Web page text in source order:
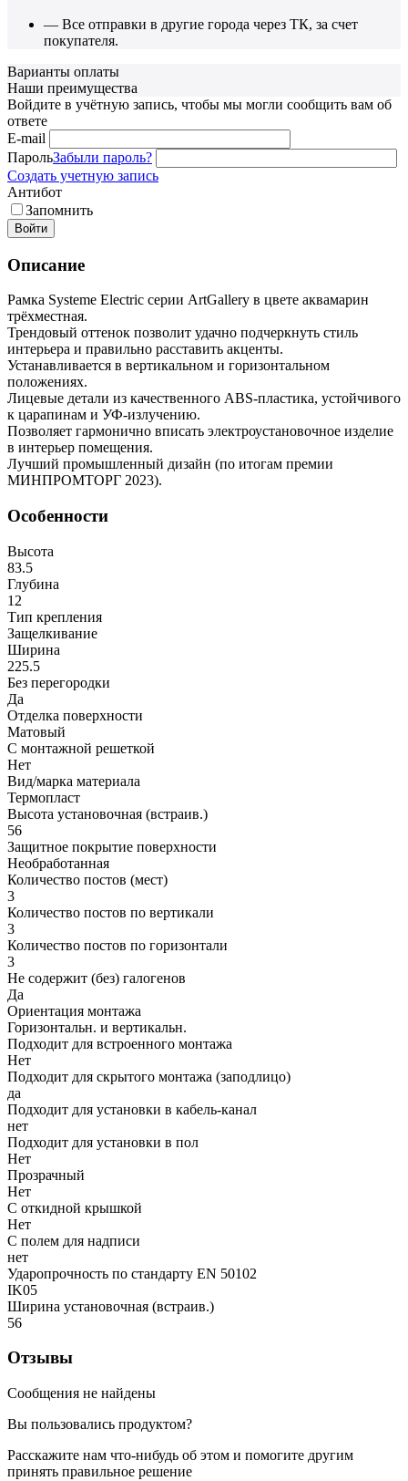
— Все отправки в другие города через ТК, за счет
покупателя.
Варианты оплаты
Наши преимущества
Войдите в учётную запись, чтобы мы могли сообщить вам об
ответе
E-mail
ПарольЗабыли пароль?
Создать учетную запись
Антибот
Запомнить
Войти
Описание
Рамка Systeme Electric серии ArtGallery в цвете аквамарин
трёхместная.
Трендовый оттенок позволит удачно подчеркнуть стиль
интерьера и правильно расставить акценты.
Устанавливается в вертикальном и горизонтальном
положениях.
Лицевые детали из качественного ABS-пластика, устойчивого
к царапинам и УФ-излучению.
Позволяет гармонично вписать электроустановочное изделие
в интерьер помещения.
Лучший промышленный дизайн (по итогам премии
МИНПРОМТОРГ 2023).
Особенности
Высота
83.5
Глубина
12
Тип крепления
Защелкивание
Ширина
225.5
Без перегородки
Да
Отделка поверхности
Матовый
С монтажной решеткой
Нет
Вид/марка материала
Термопласт
Высота установочная (встраив.)
56
Защитное покрытие поверхности
Необработанная
Количество постов (мест)
3
Количество постов по вертикали
3
Количество постов по горизонтали
3
Не содержит (без) галогенов
Да
Ориентация монтажа
Горизонтальн. и вертикальн.
Подходит для встроенного монтажа
Нет
Подходит для скрытого монтажа (заподлицо)
да
Подходит для установки в кабель-канал
нет
Подходит для установки в пол
Нет
Прозрачный
Нет
С откидной крышкой
Нет
С полем для надписи
нет
Ударопрочность по стандарту EN 50102
IK05
Ширина установочная (встраив.)
56
Отзывы
Сообщения не найдены
Вы пользовались продуктом?
Расскажите нам что-нибудь об этом и помогите другим
принять правильное решение